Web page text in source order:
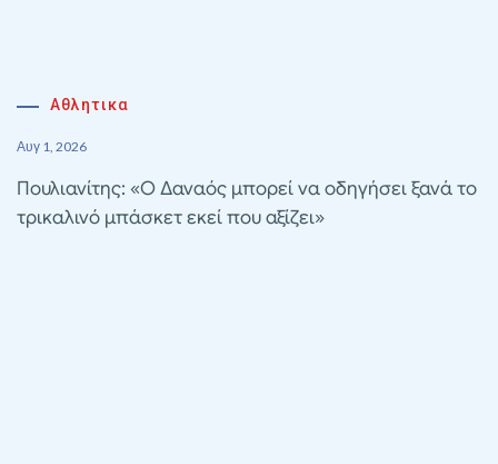
Αθλητικα
Αυγ 1, 2026
Πουλιανίτης: «Ο Δαναός μπορεί να οδηγήσει ξανά το
τρικαλινό μπάσκετ εκεί που αξίζει»